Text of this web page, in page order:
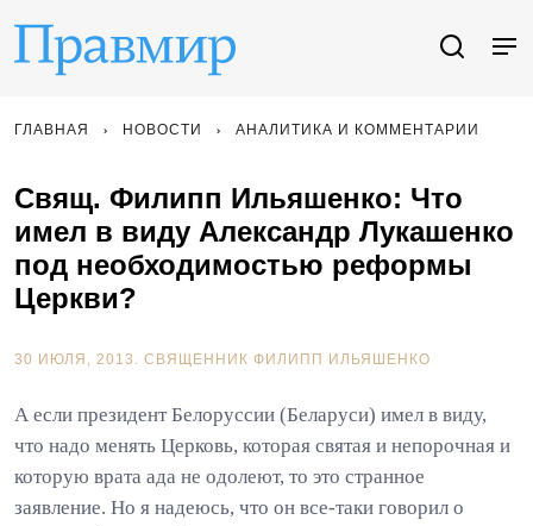
ГЛАВНАЯ НОВОСТИ АНАЛИТИКА И КОММЕНТАРИИ
Свящ. Филипп Ильяшенко: Что
имел в виду Александр Лукашенко
под необходимостью реформы
Церкви?
30 ИЮЛЯ, 2013. СВЯЩЕННИК ФИЛИПП ИЛЬЯШЕНКО
А если президент Белоруссии (Беларуси) имел в виду,
что надо менять Церковь, которая святая и непорочная и
которую врата ада не одолеют, то это странное
заявление. Но я надеюсь, что он все-таки говорил о